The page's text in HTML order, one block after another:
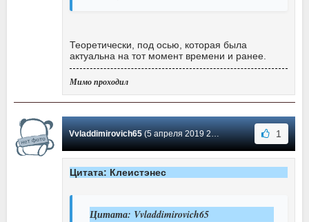
Теоретически, под осью, которая была
актуальна на тот момент времени и ранее.
Мимо проходил
Vvladdimirovich65(5 апреля 2019 20:41) Сообщение #44 1
Цитата: Клеистэнес
Цитата: Vvladdimirovich65